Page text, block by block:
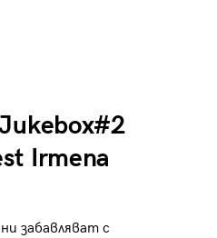
Irmena
забавляват с